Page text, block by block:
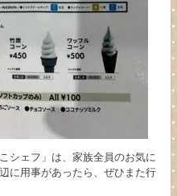
シェフ」は、家族全員のお気に
に用事があったら、ぜひまた行